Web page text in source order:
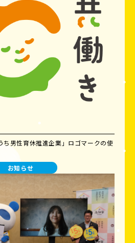
ち男性育休推進企業」ロゴマークの使
お知らせ